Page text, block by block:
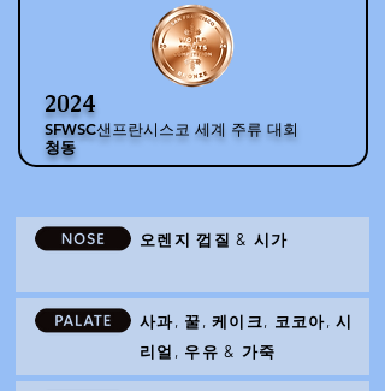
2024
SFWSC샌프란시스코 세계 주류 대회
청동
오렌지 껍질 & 시가
사과, 꿀, 케이크, 코코아, 시
리얼, 우유 & 가죽